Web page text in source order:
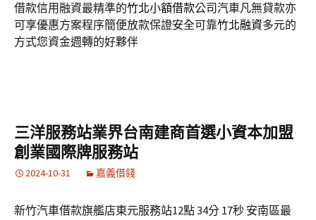
借款信用融資最精準的竹北小額借款公司汽車凡無貸款亦
可享優惠方案程序簡便放款保證安全可靠竹北融資多元的
方式您資金週轉的好夥伴
三洋服務站業界台南建商首選小資本加盟
創業國際牌服務站
2024-10-31 嘉義借錢
新竹汽車借款旗艦店東元服務站12點 34分 17秒 安南區最